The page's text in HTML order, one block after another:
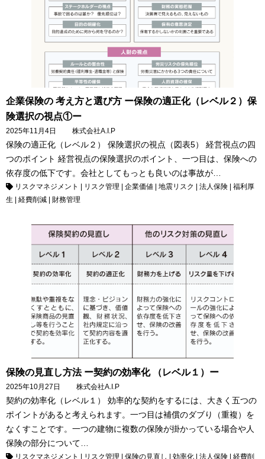
企業保険の 考え方と選び方 ー保険の適正化（レベル２）保
険選択の視点①ー
2025年11月4日 株式会社A.I.P
保険の適正化（レベル２） 保険選択の視点（図表5） 経営視点の四
つのポイント 経営視点の保険選択のポイント、一つ目は、保険への
依存度の低下です。会社としてもっとも良いのは事故が…
リスクマネジメント リスク管理 企業価値 地震リスク 法人保険
福利厚
生
経費削減 財務管理
保険の見直し方法 ー契約の効率化 （レベル１）ー
2025年10月27日 株式会社A.I.P
契約の効率化（レベル１） 効率的な契約をするには、大きく五つの
ポイントがあると考えられます。一つ目は補償のダブり（重複）を
なくすことです。一つの建物に複数の保険が掛かっている場合や人
保険の部分について…
リスクマネジメント リスク管理 保険の見直し 効率化 法人保険 経費削